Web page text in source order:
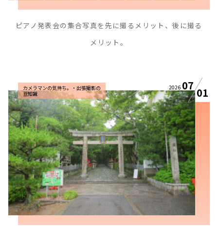
ピアノ発表会の集合写真を先に撮るメリット、後に撮る
メリット。
カメラマンの気持ち。・出張撮影の
豆知識
2026 07
01